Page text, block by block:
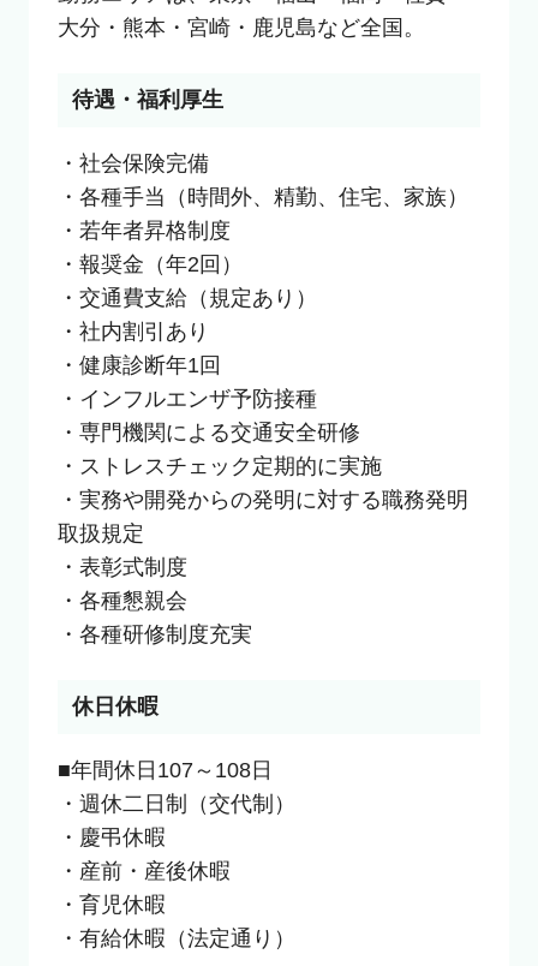
大分・熊本・宮崎・鹿児島など全国。
待遇・福利厚生
・社会保険完備
・各種手当（時間外、精勤、住宅、家族）
・若年者昇格制度
・報奨金（年2回）
・交通費支給（規定あり）
・社内割引あり
・健康診断年1回
・インフルエンザ予防接種
・専門機関による交通安全研修
・ストレスチェック定期的に実施
・実務や開発からの発明に対する職務発明
取扱規定
・表彰式制度
・各種懇親会
・各種研修制度充実
休日休暇
■年間休日107～108日
・週休二日制（交代制）
・慶弔休暇
・産前・産後休暇
・育児休暇
・有給休暇（法定通り）